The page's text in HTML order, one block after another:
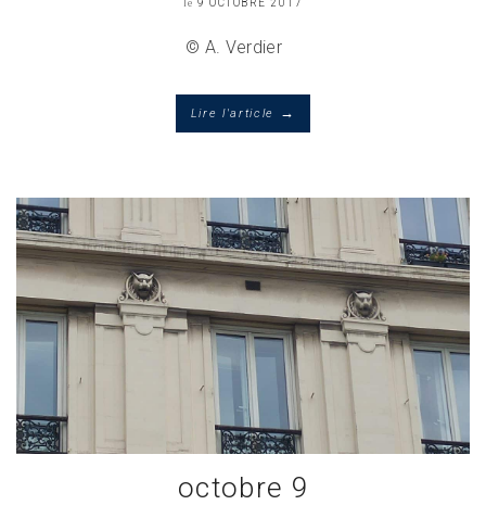
le9 OCTOBRE 2017
© A. Verdier
Lire l'article →
octobre 9